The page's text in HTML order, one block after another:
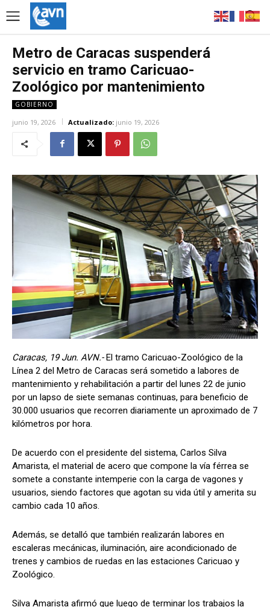
Metro de Caracas suspenderá
servicio en tramo Caricuao-
Zoológico por mantenimiento
GOBIERNO
junio 19, 2026 Actualizado: junio 19, 2026
Caracas, 19 Jun. AVN.-El tramo Caricuao-Zoológico de la
Línea 2 del Metro de Caracas será sometido a labores de
mantenimiento y rehabilitación a partir del lunes 22 de junio
por un lapso de siete semanas continuas, para beneficio de
30.000 usuarios que recorren diariamente un aproximado de 7
kilómetros por hora.
De acuerdo con el presidente del sistema, Carlos Silva
Amarista, el material de acero que compone la vía férrea se
somete a constante intemperie con la carga de vagones y
usuarios, siendo factores que agotan su vida útil y amerita su
cambio cada 10 años.
Además, se detalló que también realizarán labores en
escaleras mecánicas, iluminación, aire acondicionado de
trenes y cambios de ruedas en las estaciones Caricuao y
Zoológico.
Silva Amarista afirmó que luego de terminar los trabajos la